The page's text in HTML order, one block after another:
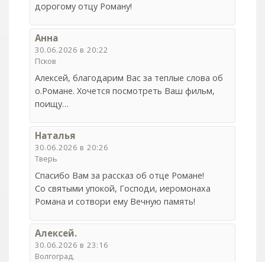
дорогому отцу Роману!
Анна
30.06.2026 в 20:22
Псков
Алексей, благодарим Вас за теплые слова об
о.Романе. Хочется посмотреть Ваш фильм,
поищу…
Наталья
30.06.2026 в 20:26
Тверь
Спасибо Вам за рассказ об отце Романе!
Со святыми упокой, Господи, иеромонаха
Романа и сотвори ему Вечную память!
Алексей.
30.06.2026 в 23:16
Волгоград.